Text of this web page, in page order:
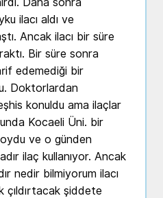
ilacı aldı ve
Ancak ilacı bir süre
Bir süre sonra
edemediği bir
Doktorlardan
konuldu ama ilaçlar
Kocaeli Üni. bir
ve o günden
ilaç kullanıyor. Ancak
nedir bilmiyorum ilacı
çıldırtacak şiddete